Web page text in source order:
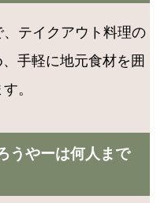
テイクアウト料理の
手軽に地元食材を囲
。
うやーは何人まで